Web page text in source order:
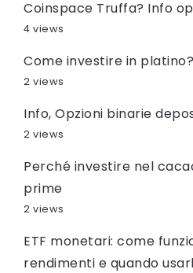
Coinspace Truffa? Info
4 views
Come investire in
2 views
Info, Opzioni binarie
2 views
Perché investire nel
prime
2 views
ETF monetari: come
rendimenti e quando